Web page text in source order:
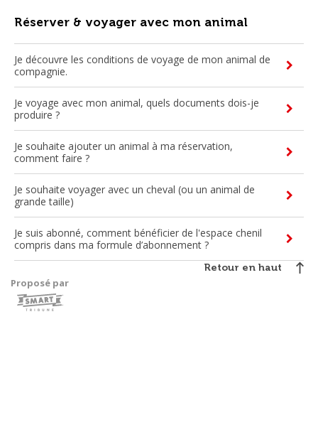
la
Réserver & voyager avec mon animal
Je découvre les conditions de voyage de mon animal de
compagnie.
Je voyage avec mon animal, quels documents dois-je
produire ?
Je souhaite ajouter un animal à ma réservation,
comment faire ?
Je souhaite voyager avec un cheval (ou un animal de
grande taille)
Je suis abonné, comment bénéficier de l'espace chenil
compris dans ma formule d’abonnement ?
Retour en haut
Proposé par